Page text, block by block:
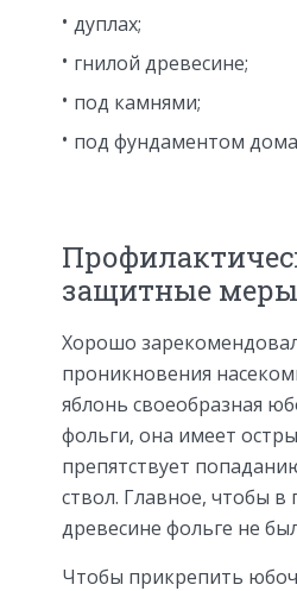
дуплах;
гнилой древесине;
под камнями;
под фундаментом
защитные меры
Хорошо
проникновения
яблонь своеобразная
фольги, она имеет
препятствует
ствол. Главное, чтобы
древесине фольге не
Чтобы прикрепить